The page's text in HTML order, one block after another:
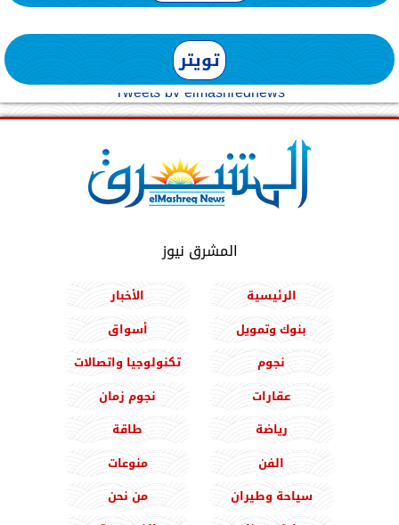
تويتر
Tweets by elmashreqnews
المشرق نيوز
الرئيسية
الأخبار
بنوك وتمويل
أسواق
نجوم
تكنولوجيا واتصالات
عقارات
نجوم زمان
رياضة
طاقة
الفن
منوعات
سياحة وطيران
من نحن